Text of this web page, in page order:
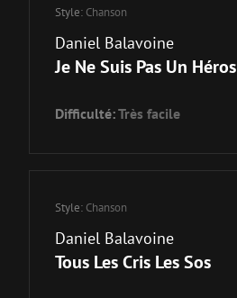
Style: Chanson
Daniel Balavoine
Je Ne Suis Pas Un Héros
Difficulté:Très facile
Style: Chanson
Daniel Balavoine
Tous Les Cris Les Sos